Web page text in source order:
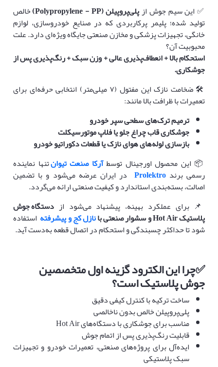
✅ این سیم جوش ازپلی‌پروپیلن(Polypropylene - PP) خالص
تولید شده؛ پلیمر پرکاربردی که در صنایع خودروسازی، لوازم
خانگی، تجهیزات پزشکی و مخازن صنعتی جایگاه ویژه‌ای دارد. علت
محبوبیت آن؟
استحکام بالا + انعطاف‌پذیری عالی + وزن سبک + رنگ‌پذیری پس از
جوشکاری.
🛠️ ضخامت نازک این مفتول (۷ میلی‌متر) انتخابی حرفه‌ای برای
تعمیرات با ظرافت بالا مانند:
ترمیم ترک‌های سطحی سپر خودرو
جوشکاری قاب چراغ جلو یا فلاپ موتورسیکلت
بازسازی لوله‌های هوای نازک یا قطعات دکوراتیو خودرو
📦 این محصول اورجینال توسطآرکا صنعت تیوانتنها نماینده
رسمی برندProlektro در ایران عرضه می‌شود و با تضمین
اصالت، بسته‌بندی استاندارد و کیفیت صنعتی ارائه می‌گردد.
📌 برای عملکرد بهینه، پیشنهاد می‌شود از دستگاه جوش
پلاستیکHot Air و سشوار صنعتی بانازل کج و پیشرفته استفاده
شود تا حداکثر چسبندگی و استحکام در اتصال قطعه به‌دست آید.
✅چرا این الکترود گزینه اول متخصصین
جوش پلاستیک است؟
ساخت ترکیه با کنترل کیفی دقیق
پلی‌پروپیلن خالص بدون ناخالصی
مناسب برای جوشکاری با دستگاه‌های Hot Air
قابلیت رنگ‌پذیری پس از اتمام جوش
ایده‌آل برای پروژه‌های صنعتی، تعمیرات خودرو و تجهیزات
سبک پلاستیکی